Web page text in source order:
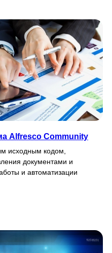
Alfresco Community
исходным кодом,
документами и
и автоматизации